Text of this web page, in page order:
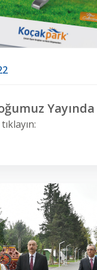
Yayında